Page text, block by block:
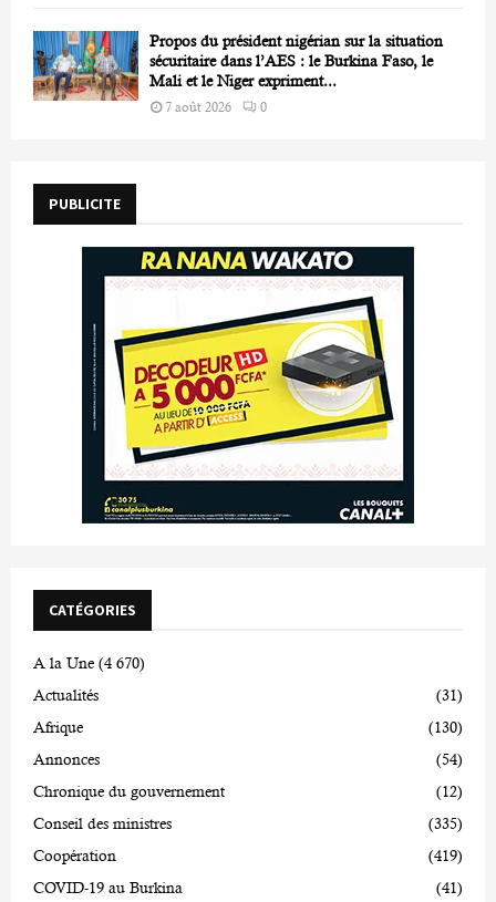
Propos du président nigérian sur la situation
sécuritaire dans l’AES : le Burkina Faso, le
Mali et le Niger expriment...
7 août 2026 0
PUBLICITE
CATÉGORIES
A la Une (4 670)
Actualités
(31)
Afrique
(130)
Annonces
(54)
Chronique du gouvernement
(12)
Conseil des ministres
(335)
Coopération
(419)
COVID-19 au Burkina
(41)